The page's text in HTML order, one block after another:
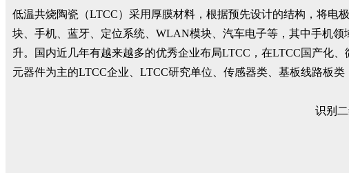
低温共烧陶瓷（LTCC）采用厚膜材料，根据预先设计的结构，将电
块、手机、蓝牙、定位系统、WLAN模块、汽车电子等，其中手机
升。国内近几年有越来越多的优秀企业布局LTCC，在LTCC国产化
元器件为主的LTCC企业、LTCC研究单位、传感器类、基板线路板
识别